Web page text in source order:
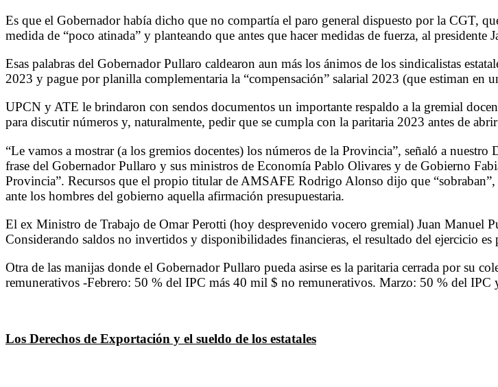
Es que el Gobernador había dicho que no compartía el paro general dispuesto por la CGT,
medida de “poco atinada” y planteando que antes que hacer medidas de fuerza, al presidente
Esas palabras del Gobernador Pullaro caldearon aun más los ánimos de los sindicalistas
2023 y pague por planilla complementaria la “compensación” salarial 2023 (que estiman en
UPCN y ATE le brindaron con sendos documentos un importante respaldo a la gremial
para discutir números y, naturalmente, pedir que se cumpla con la paritaria 2023 antes de
“Le vamos a mostrar (a los gremios docentes) los números de la Provincia”, señaló a
frase del Gobernador Pullaro y sus ministros de Economía Pablo Olivares y de Gobierno
Provincia”. Recursos que el propio titular de AMSAFE Rodrigo Alonso dijo que
ante los hombres del gobierno aquella afirmación presupuestaria.
El ex Ministro de Trabajo de Omar Perotti (hoy desprevenido vocero gremial) Juan Manuel
Considerando saldos no invertidos y disponibilidades financieras, el resultado del ejercicio
Otra de las manijas donde el Gobernador Pullaro pueda asirse es la paritaria cerrada por su
remunerativos -Febrero: 50 % del IPC más 40 mil $ no remunerativos. Marzo: 50 % del
Los Derechos de Exportación y el sueldo de los estatales